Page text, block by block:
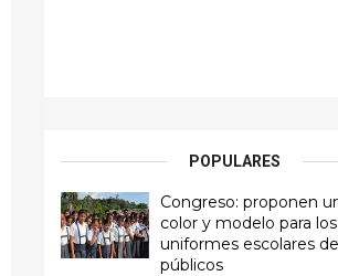
POPULARES
Congreso: proponen
color y modelo para los
uniformes escolares
públicos